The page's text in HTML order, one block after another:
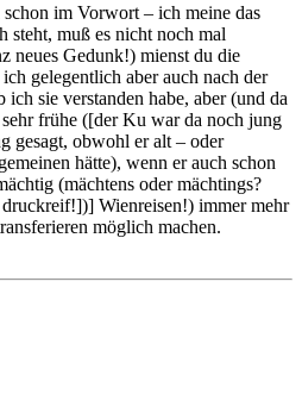
im Vorwort – ich meine das
steht, muß es nicht noch mal
neues Gedunk!) mienst du die
gelegentlich aber auch nach der
sie verstanden habe, aber (und da
frühe ([der Ku war da noch jung
gesagt, obwohl er alt – oder
hätte), wenn er auch schon
(mächtens oder mächtings?
Wienreisen!) immer mehr
möglich machen.